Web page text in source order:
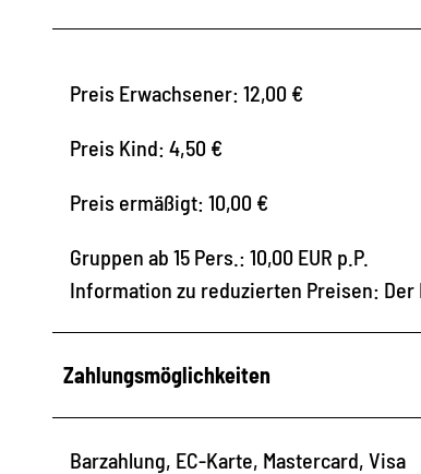
Preis Erwachsener: 12,00 €
Preis Kind: 4,50 €
Preis ermäßigt: 10,00 €
Gruppen ab 15 Pers.: 10,00 EUR p.P.
Information zu reduzierten Preisen:
Zahlungsmöglichkeiten
Barzahlung, EC-Karte, Mastercard, Visa